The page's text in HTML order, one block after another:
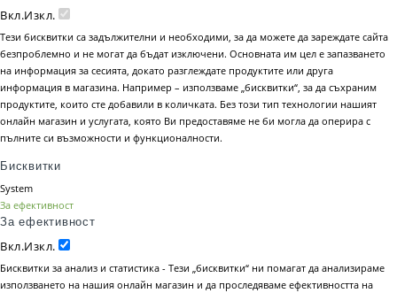
Вкл.Изкл.
Тези бисквитки са задължителни и необходими, за да можете да зареждате сайта
безпроблемно и не могат да бъдат изключени. Основната им цел е запазването
на информация за сесията, докато разглеждате продуктите или друга
информация в магазина. Например – използваме „бисквитки“, за да съхраним
продуктите, които сте добавили в количката. Без този тип технологии нашият
онлайн магазин и услугата, която Ви предоставяме не би могла да оперира с
пълните си възможности и функционалности.
Бисквитки
System
За ефективност
За ефективност
Вкл.Изкл.
Бисквитки за анализ и статистика - Тези „бисквитки“ ни помагат да анализираме
използването на нашия онлайн магазин и да проследяваме ефективността на